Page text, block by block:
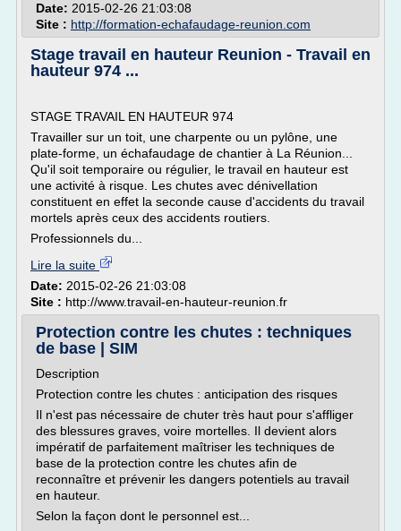
Date: 2015-02-26 21:03:08
Site : http://formation-echafaudage-reunion.com
Stage travail en hauteur Reunion - Travail en
hauteur 974 ...
STAGE TRAVAIL EN HAUTEUR 974
Travailler sur un toit, une charpente ou un pylône, une
plate-forme, un échafaudage de chantier à La Réunion...
Qu'il soit temporaire ou régulier, le travail en hauteur est
une activité à risque. Les chutes avec dénivellation
constituent en effet la seconde cause d'accidents du travail
mortels après ceux des accidents routiers.
Professionnels du...
Lire la suite
Date: 2015-02-26 21:03:08
Site : http://www.travail-en-hauteur-reunion.fr
Protection contre les chutes : techniques
de base | SIM
Description
Protection contre les chutes : anticipation des risques
Il n'est pas nécessaire de chuter très haut pour s'affliger
des blessures graves, voire mortelles. Il devient alors
impératif de parfaitement maîtriser les techniques de
base de la protection contre les chutes afin de
reconnaître et prévenir les dangers potentiels au travail
en hauteur.
Selon la façon dont le personnel est...